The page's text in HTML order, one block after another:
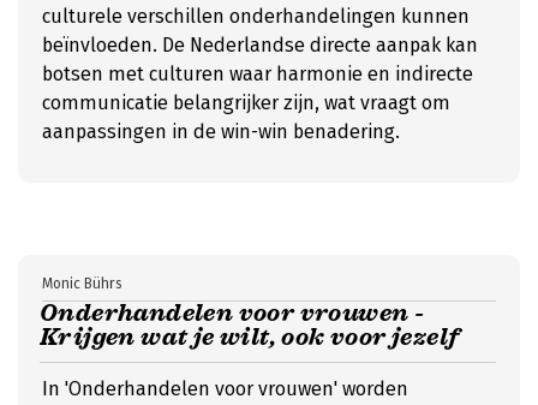
culturele verschillen onderhandelingen kunnen
beïnvloeden. De Nederlandse directe aanpak kan
botsen met culturen waar harmonie en indirecte
communicatie belangrijker zijn, wat vraagt om
aanpassingen in de win-win benadering.
Onderhandelen voor vrouwen -
Krijgen wat je wilt, ook voor jezelf
Monic Bührs
In 'Onderhandelen voor vrouwen' worden